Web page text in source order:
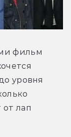
фильм
уровня
от лап